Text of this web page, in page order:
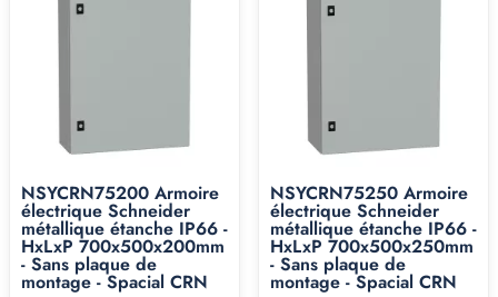
NSYCRN75200 Armoire
électrique Schneider
métallique étanche IP66 -
HxLxP 700x500x200mm
- Sans plaque de
montage - Spacial CRN
NSYCRN75250 Armoire
électrique Schneider
métallique étanche IP66 -
HxLxP 700x500x250mm
- Sans plaque de
montage - Spacial CRN